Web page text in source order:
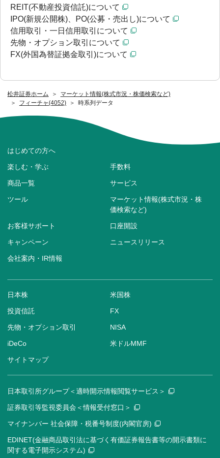
松井証券ホーム
マーケット情報(株式市況・株価検索など)
フィーチャ(4052)
時系列データ
REIT(不動産投資信託)について
IPO(新規公開株)、PO(公募・売出し)について
信用取引・一日信用取引について
先物・オプション取引について
FX(外国為替証拠金取引)について
はじめての方へ
楽しむ・学ぶ 手数料
商品一覧 サービス
ツール
マーケット情報(株式市況・株
価検索など)
お客様サポート 口座開設
キャンペーン ニュースリリース
会社案内・IR情報
日本株 米国株
投資信託 FX
先物・オプション取引 NISA
iDeCo 米ドルMMF
サイトマップ
日本取引所グループ＜適時開示情報閲覧サービス＞
証券取引等監視委員会＜情報受付窓口＞
マイナンバー 社会保障・税番号制度(内閣官房)
EDINET(金融商品取引法に基づく有価証券報告書等の開示書類に
関する電子開示システム)